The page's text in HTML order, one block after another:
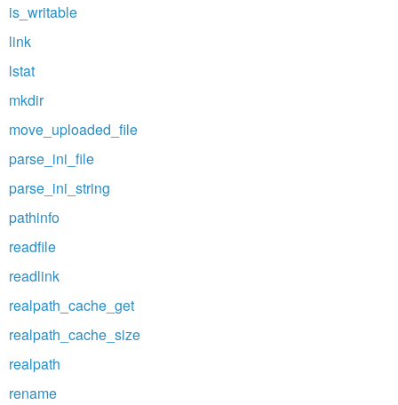
is_writable
link
lstat
mkdir
move_uploaded_file
parse_ini_file
parse_ini_string
pathinfo
readfile
readlink
realpath_cache_get
realpath_cache_size
realpath
rename